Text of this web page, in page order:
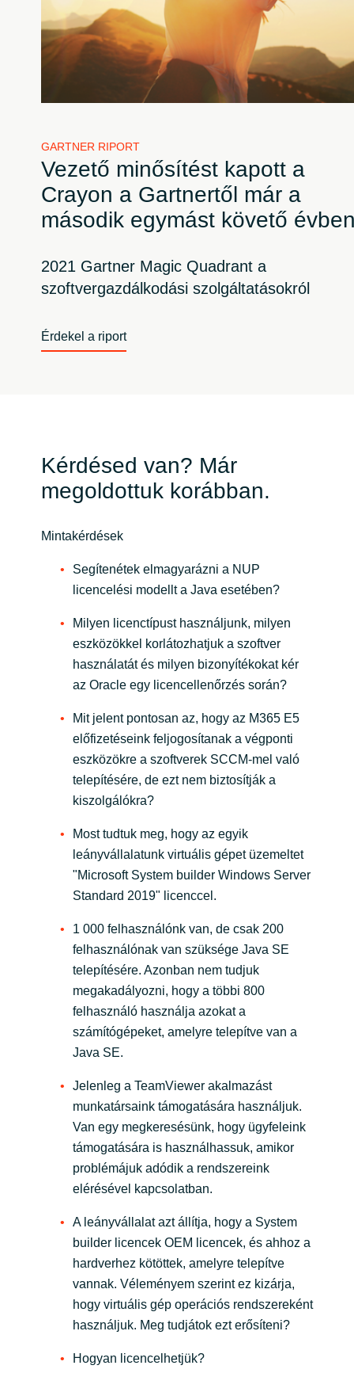
GARTNER RIPORT
Vezető minősítést kapott a
Crayon a Gartnertől már a
második egymást követő
2021 Gartner Magic Quadrant a
szoftvergazdálkodási szolgáltatásokról
Érdekel a riport
Kérdésed van? Már
megoldottuk korábban.
Mintakérdések
Segítenétek elmagyarázni a NUP
licencelési modellt a Java esetében?
Milyen licenctípust használjunk, milyen
eszközökkel korlátozhatjuk a szoftver
használatát és milyen bizonyítékokat kér
az Oracle egy licencellenőrzés során?
Mit jelent pontosan az, hogy az M365 E5
előfizetéseink feljogosítanak a végponti
eszközökre a szoftverek SCCM-mel való
telepítésére, de ezt nem biztosítják a
kiszolgálókra?
Most tudtuk meg, hogy az egyik
leányvállalatunk virtuális gépet üzemeltet
"Microsoft System builder Windows Server
Standard 2019" licenccel.
1 000 felhasználónk van, de csak 200
felhasználónak van szüksége Java SE
telepítésére. Azonban nem tudjuk
megakadályozni, hogy a többi 800
felhasználó használja azokat a
számítógépeket, amelyre telepítve van a
Java SE.
Jelenleg a TeamViewer akalmazást
munkatársaink támogatására használjuk.
Van egy megkeresésünk, hogy ügyfeleink
támogatására is használhassuk, amikor
problémájuk adódik a rendszereink
elérésével kapcsolatban.
A leányvállalat azt állítja, hogy a System
builder licencek OEM licencek, és ahhoz a
hardverhez kötöttek, amelyre telepítve
vannak. Véleményem szerint ez kizárja,
hogy virtuális gép operációs rendszereként
használjuk. Meg tudjátok ezt erősíteni?
Hogyan licencelhetjük?